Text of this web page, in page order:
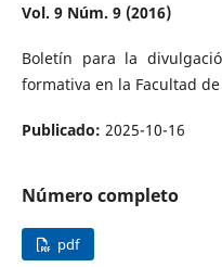
Vol. 9 Núm. 9 (2016)
Boletín para la
formativa en la Facultad
Publicado: 2025-10-16
Número completo
pdf